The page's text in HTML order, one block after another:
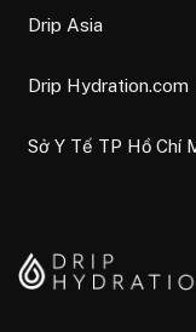
Drip Asia
Drip Hydration.com
Sở Y Tế TP Hồ Chí